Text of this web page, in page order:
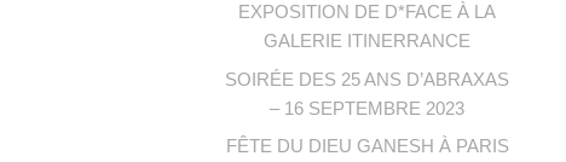
EXPOSITION DE D*FACE À LA
GALERIE ITINERRANCE
SOIRÉE DES 25 ANS D’ABRAXAS
– 16 SEPTEMBRE 2023
FÊTE DU DIEU GANESH À PARIS